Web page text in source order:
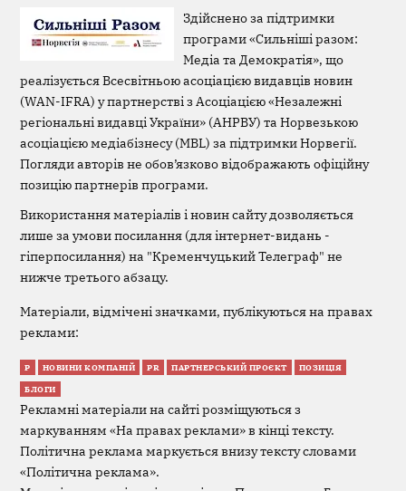
Здійснено за підтримки
програми «Сильніші разом:
Медіа та Демократія», що
реалізується Всесвітньою асоціацією видавців новин
(WAN-IFRA) у партнерстві з Асоціацією «Незалежні
регіональні видавці України» (АНРВУ) та Норвезькою
асоціацією медіабізнесу (MBL) за підтримки Норвегії.
Погляди авторів не обов’язково відображають офіційну
позицію партнерів програми.
Використання матеріалів і новин сайту дозволяється
лише за умови посилання (для інтернет-видань -
гіперпосилання) на "Кременчуцький Телеграф" не
нижче третього абзацу.
Матеріали, відмічені значками, публікуються на правах
реклами:
Р НОВИНИ КОМПАНІЙ PR ПАРТНЕРСЬКИЙ ПРОЄКТ ПОЗИЦІЯ
БЛОГИ
Рекламні матеріали на сайті розміщуються з
маркуванням «На правах реклами» в кінці тексту.
Політична реклама маркується внизу тексту словами
«Політична реклама».